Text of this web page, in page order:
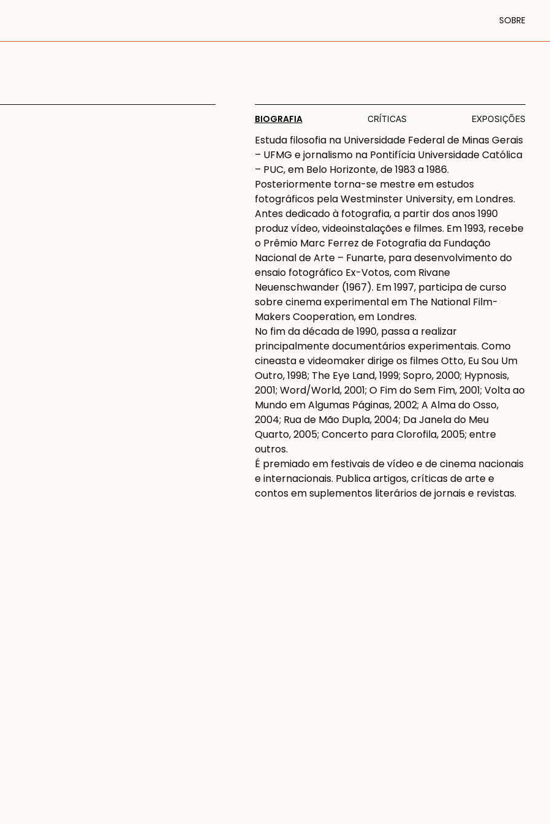
SOBRE
BIOGRAFIA CRÍTICAS EXPOSIÇÕES
Estuda filosofia na Universidade Federal de Minas Gerais
– UFMG e jornalismo na Pontifícia Universidade Católica
– PUC, em Belo Horizonte, de 1983 a 1986.
Posteriormente torna-se mestre em estudos
fotográficos pela Westminster University, em Londres.
Antes dedicado à fotografia, a partir dos anos 1990
produz vídeo, videoinstalações e filmes. Em 1993, recebe
o Prêmio Marc Ferrez de Fotografia da Fundação
Nacional de Arte – Funarte, para desenvolvimento do
ensaio fotográfico Ex-Votos, com Rivane
Neuenschwander (1967). Em 1997, participa de curso
sobre cinema experimental em The National Film-
Makers Cooperation, em Londres.
No fim da década de 1990, passa a realizar
principalmente documentários experimentais. Como
cineasta e videomaker dirige os filmes Otto, Eu Sou Um
Outro, 1998; The Eye Land, 1999; Sopro, 2000; Hypnosis,
2001; Word/World, 2001; O Fim do Sem Fim, 2001; Volta ao
Mundo em Algumas Páginas, 2002; A Alma do Osso,
2004; Rua de Mão Dupla, 2004; Da Janela do Meu
Quarto, 2005; Concerto para Clorofila, 2005; entre
outros.
É premiado em festivais de vídeo e de cinema nacionais
e internacionais. Publica artigos, críticas de arte e
contos em suplementos literários de jornais e revistas.